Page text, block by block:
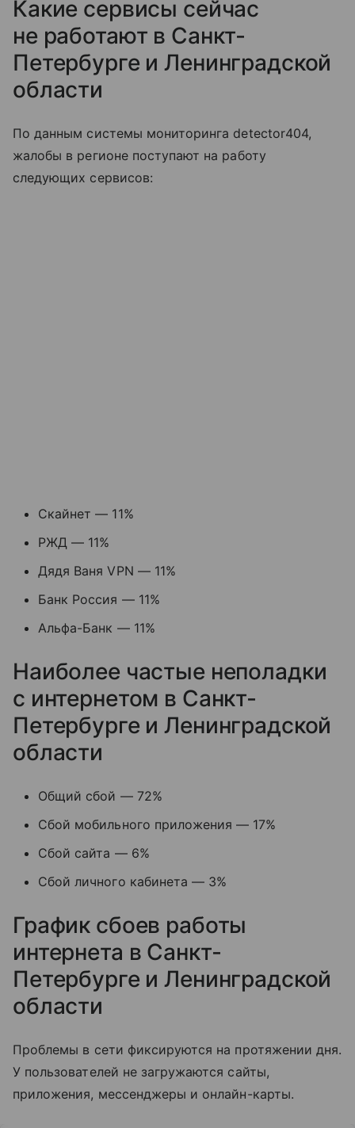
Какие сервисы сейчас
не работают в Санкт-
Петербурге и Ленинградской
области
По данным системы мониторинга detector404,
жалобы в регионе поступают на работу
следующих сервисов:
Скайнет — 11%
РЖД — 11%
Дядя Ваня VPN — 11%
Банк Россия — 11%
Альфа-Банк — 11%
Наиболее частые неполадки
с интернетом в Санкт-
Петербурге и Ленинградской
области
Общий сбой — 72%
Сбой мобильного приложения — 17%
Сбой сайта — 6%
Сбой личного кабинета — 3%
График сбоев работы
интернета в Санкт-
Петербурге и Ленинградской
области
Проблемы в сети фиксируются на протяжении дня.
У пользователей не загружаются сайты,
приложения, мессенджеры и онлайн-карты.